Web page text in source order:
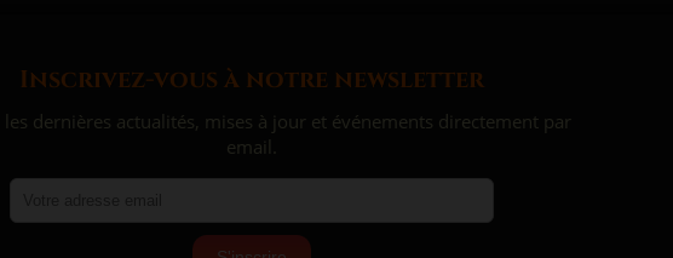
Inscrivez-vous à notre newsletter
les dernières actualités, mises à jour et événements directement par
email.